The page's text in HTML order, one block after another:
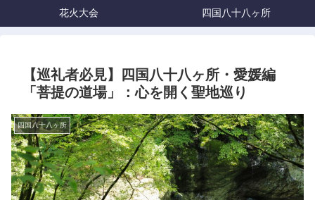
花火大会 四国八十八ヶ所
【巡礼者必見】四国八十八ヶ所・愛媛編
「菩提の道場」：心を開く聖地巡り
四国八十八ヶ所